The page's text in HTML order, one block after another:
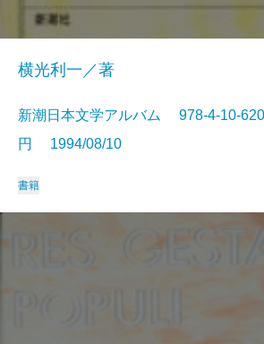
横光利一／著
新潮日本文学アルバム 978-4-10-
円 1994/08/10
書籍